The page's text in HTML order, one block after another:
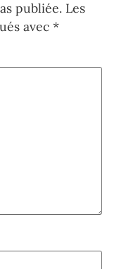
publiée. Les
avec *